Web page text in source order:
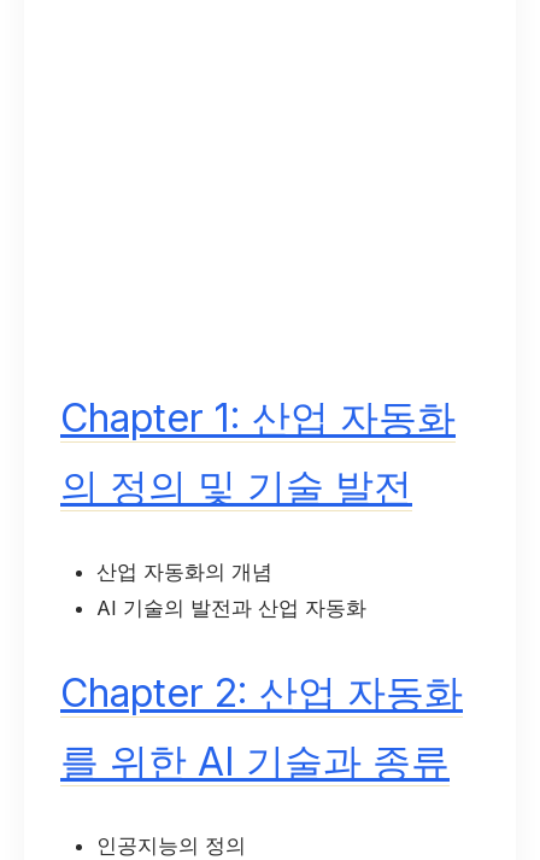
Chapter 1: 산업 자동화
의 정의 및 기술 발전
산업 자동화의 개념
AI 기술의 발전과 산업 자동화
Chapter 2: 산업 자동화
를 위한 AI 기술과 종류
인공지능의 정의